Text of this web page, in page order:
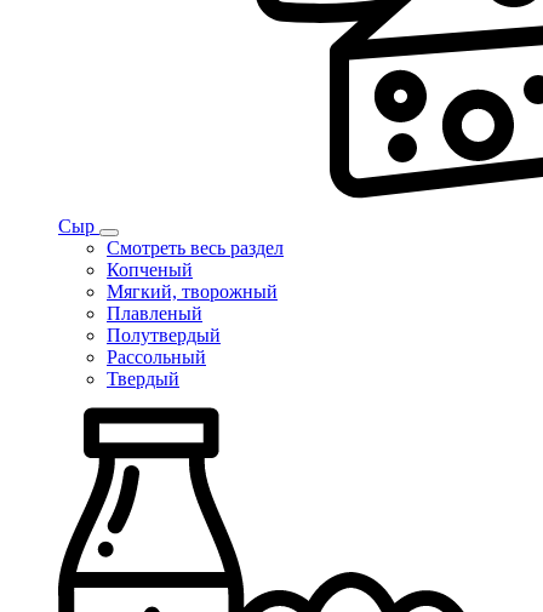
Сыр
Смотреть весь раздел
Копченый
Мягкий, творожный
Плавленый
Полутвердый
Рассольный
Твердый